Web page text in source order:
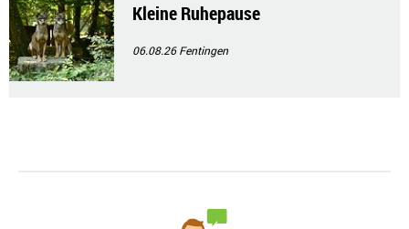
Kleine Ruhepause
06.08.26Fentingen